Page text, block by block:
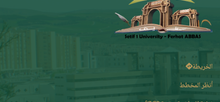
الخريطة
أنظر المخطط